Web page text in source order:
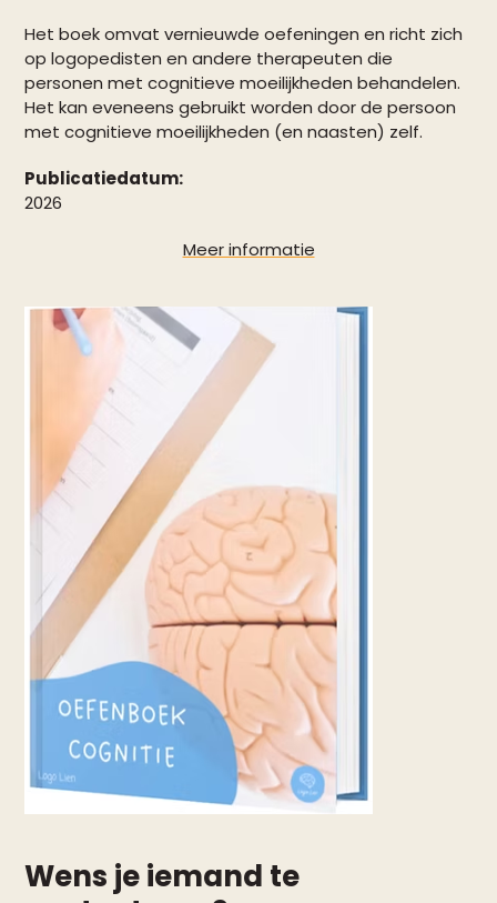
Het boek omvat vernieuwde oefeningen en richt zich
op logopedisten en andere therapeuten die
personen met cognitieve moeilijkheden behandelen.
Het kan eveneens gebruikt worden door de persoon
met cognitieve moeilijkheden (en naasten) zelf.
Publicatiedatum:
2026
Meer informatie
Wens je iemand te